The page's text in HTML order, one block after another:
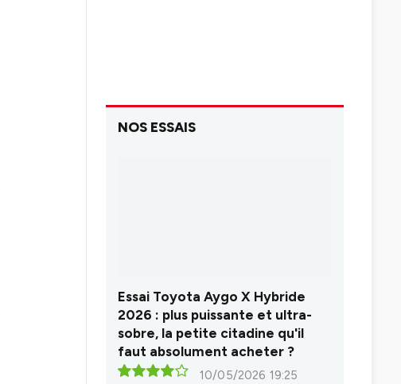
NOS ESSAIS
Essai Toyota Aygo X Hybride
2026 : plus puissante et ultra-
sobre, la petite citadine qu'il
faut absolument acheter ?
10/05/2026 19:25